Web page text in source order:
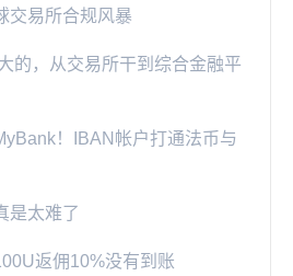
交易所合规风暴
的，从交易所干到综合金融平
！IBAN帐户打通法币与
是太难了
返佣10%没有到账